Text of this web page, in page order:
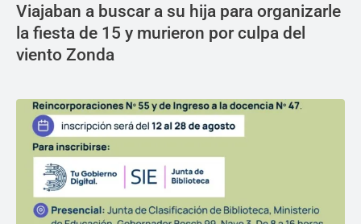
Viajaban a buscar a su hija para organizarle
la fiesta de 15 y murieron por culpa del
viento Zonda